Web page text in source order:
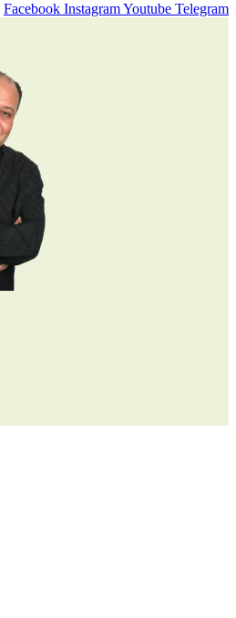
Facebook InstagramYoutube Telegram